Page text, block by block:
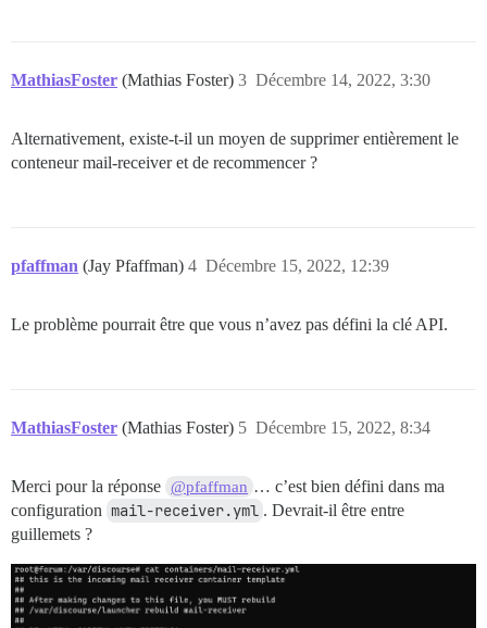
MathiasFoster (Mathias Foster) Décembre 14, 2022, 3:30
3
Alternativement, existe-t-il un moyen de supprimer entièrement le
conteneur mail-receiver et de recommencer ?
pfaffman (Jay Pfaffman) Décembre 15, 2022, 12:39
4
Le problème pourrait être que vous n’avez pas défini la clé API.
MathiasFoster (Mathias Foster) Décembre 15, 2022, 8:34
5
Merci pour la réponse @pfaffman … c’est bien défini dans ma
configuration mail-receiver.yml . Devrait-il être entre
guillemets ?